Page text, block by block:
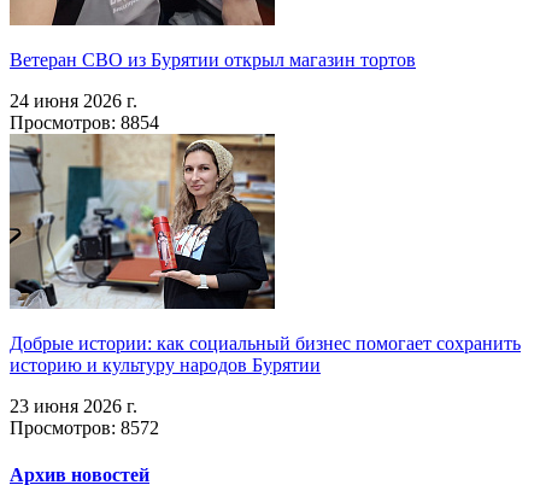
Ветеран СВО из Бурятии открыл магазин тортов
24 июня 2026 г.
Просмотров: 8854
Добрые истории: как социальный бизнес помогает сохранить
историю и культуру народов Бурятии
23 июня 2026 г.
Просмотров: 8572
Архив новостей